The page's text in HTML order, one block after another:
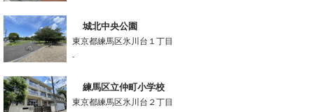
城北中央公園
東京都練馬区氷川台１丁目
-
練馬区立仲町小学校
東京都練馬区氷川台２丁目